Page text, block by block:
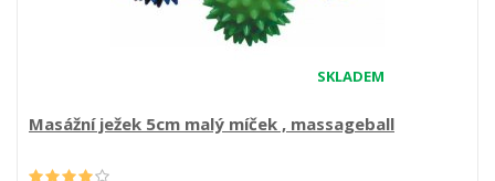
SKLADEM
Masážní ježek 5cm malý míček , massageball